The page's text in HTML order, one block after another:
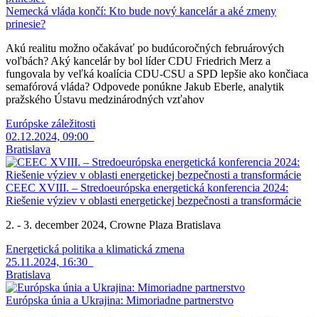
Nemecká vláda končí: Kto bude nový kancelár a aké zmeny
prinesie?
Akú realitu možno očakávať po budúcoročných februárových
voľbách? Aký kancelár by bol líder CDU Friedrich Merz a
fungovala by veľká koalícia CDU-CSU a SPD lepšie ako končiaca
semafórová vláda? Odpovede ponúkne Jakub Eberle, analytik
pražského Ústavu medzinárodných vzťahov
Európske záležitosti
02.12.2024, 09:00
Bratislava
CEEC XVIII. – Stredoeurópska energetická konferencia 2024:
Riešenie výziev v oblasti energetickej bezpečnosti a transformácie
2. - 3. december 2024, Crowne Plaza Bratislava
Energetická politika a klimatická zmena
25.11.2024, 16:30
Bratislava
Európska únia a Ukrajina: Mimoriadne partnerstvo